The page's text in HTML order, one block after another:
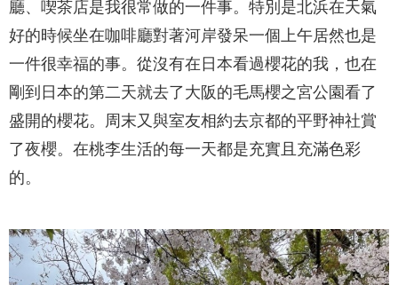
廳、喫茶店是我很常做的一件事。特別是北浜在天氣
好的時候坐在咖啡廳對著河岸發呆一個上午居然也是
一件很幸福的事。從沒有在日本看過櫻花的我，也在
剛到日本的第二天就去了大阪的毛馬櫻之宮公園看了
盛開的櫻花。周末又與室友相約去京都的平野神社賞
了夜櫻。在桃李生活的每一天都是充實且充滿色彩
的。